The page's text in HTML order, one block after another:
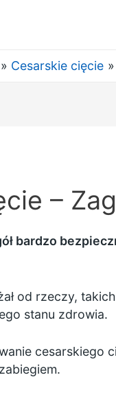
Cesarskie cięcie
–
bardzo
od rzeczy,
stanu zdrowia.
cesarskiego